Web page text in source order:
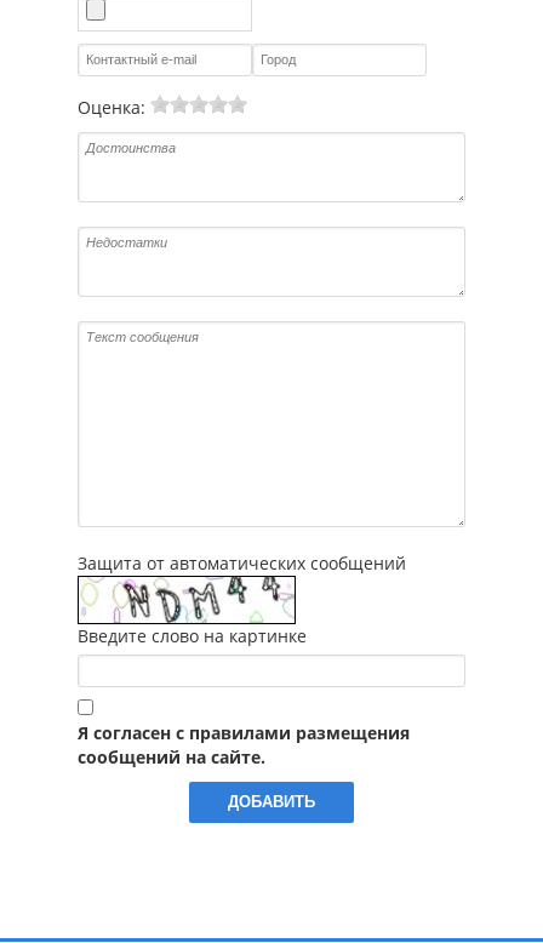
Оценка:
Защита от автоматических сообщений
Введите слово на картинке
Я согласен с правилами размещения
сообщений на сайте.